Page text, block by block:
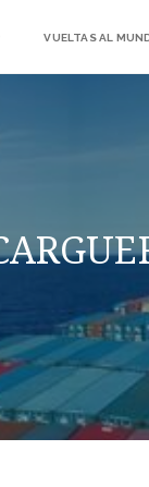
VUELTAS AL